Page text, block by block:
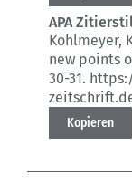
APA
Kohlmeyer,
new points
30-31.
Kopieren